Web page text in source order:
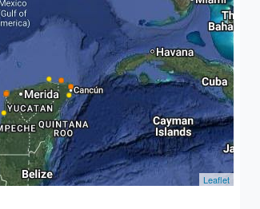
Leaflet